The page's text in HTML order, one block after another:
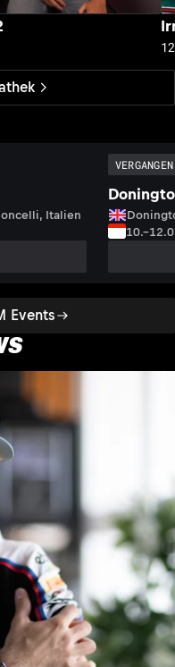
Events
Italien
VERGANGEN